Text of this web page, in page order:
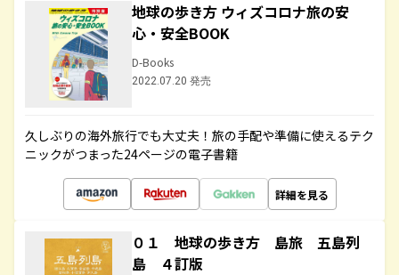
地球の歩き方 ウィズコロナ旅の安
心・安全BOOK
D-Books
2022.07.20 発売
久しぶりの海外旅行でも大丈夫！旅の手配や準備に使えるテク
ニックがつまった24ページの電子書籍
詳細を見る
０１ 地球の歩き方 島旅 五島列
島 ４訂版